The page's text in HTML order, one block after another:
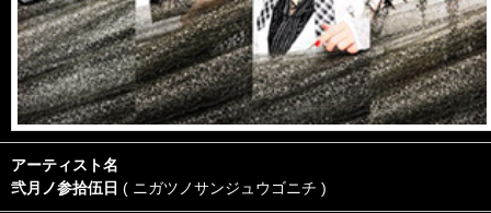
アーティスト名
弐月ノ参拾伍日 ( ニガツノサンジュウゴニチ )